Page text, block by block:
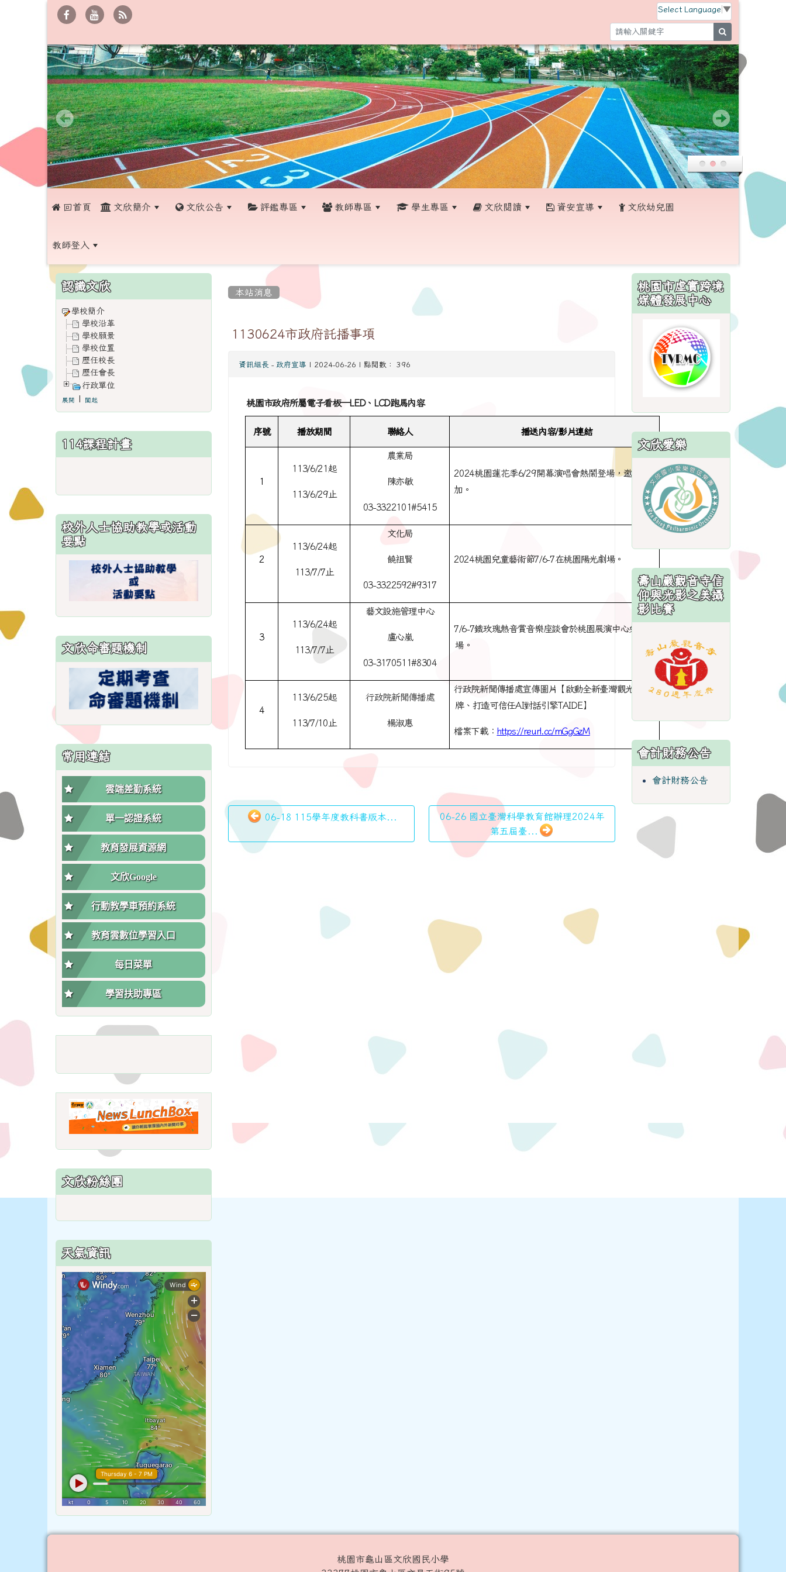
Select Language ▼
 回首頁 文欣簡介 文欣公告 評鑑專區 教師專區 學生專區 文欣閱讀 資安宣導 文欣幼兒園
教師登入
本站消息
1130624市政府託播事項
資訊組長 - 政府宣導 | 2024-06-26 | 點閱數： 396
桃園市政府所屬電子看板─LED、LCD跑馬內容
序號 播放期間 聯絡人 播送內容/影片連結
1
113/6/21起
113/6/29止
農業局
陳亦敏
03-3322101#5415
2024桃園蓮花季6/29開幕演唱會熱鬧登場，邀您參
加。
2
113/6/24起
113/7/7止
文化局
饒祖賢
03-3322592#9317
2024桃園兒童藝術節7/6-7在桃園陽光劇場。
3
113/6/24起
113/7/7止
藝文設施管理中心
盧心嵐
03-3170511#8304
7/6-7鐵玫瑰熱音賞音樂座談會於桃園展演中心免費入
場。
4
113/6/25起
113/7/10 止
行政院新聞傳播處
楊淑惠
行政院新聞傳播處宣傳圖片【啟動全新臺灣觀光新品
牌、打造可信任AI對話引擎TAIDE】
檔案下載： https://reurl.cc/mGgGzM
06-18 115學年度教科書版本...
06-26 國立臺灣科學教育館辦理2024年
第五屆臺...
:::
認識文欣
學校簡介
學校沿革
學校願景
學校位置
歷任校長
歷任會長
行政單位
展開 | 闔起
114課程計畫
https://www.weses.tyc.edu.tw/modules/tadnews/page.php?
ncsn=11&nsn=29
\
校外人士協助教學或活動
要點
文欣命審題機制
常用連結
雲端差勤系統
單一認證系統
教育發展資源網
文欣Google
行動教學車預約系統
教育雲數位學習入口
每日菜單
學習扶助專區
https://roadsafetymonth.yam.com/
https://www.icrt.com.tw/app/news-
文欣粉絲團
天氣資訊
:::
桃園市虛實跨境
媒體發展中心
文欣愛樂
壽山巖觀音寺信
仰與光影之美攝
影比賽
會計財務公告
會計財務公告
桃園市龜山區文欣國民小學